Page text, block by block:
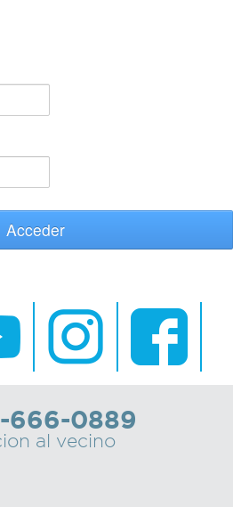
Acceder
666-0889
al vecino